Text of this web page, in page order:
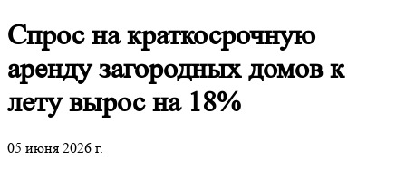
Спрос на краткосрочную
аренду загородных домов к
лету вырос на 18%
05 июня 2026 г.